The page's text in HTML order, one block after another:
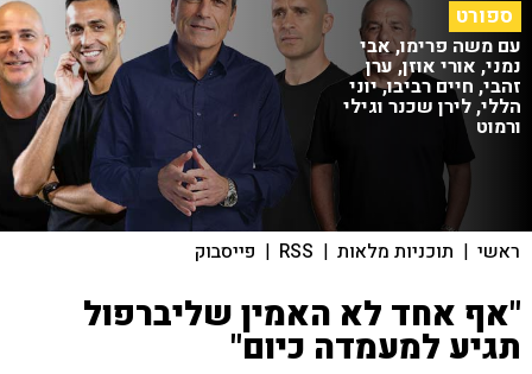
ספורט
עם משה פרימו, אבי
נמני, אורי אוזן, ערן
זהבי, חיים רביבו, יוני
הללי, לירן שכנר וגילי
ורמוט
ראשי | תוכניות מלאות |
RSS
| פייסבוק
"אף אחד לא האמין שליברפול
תגיע למעמדה כיום"